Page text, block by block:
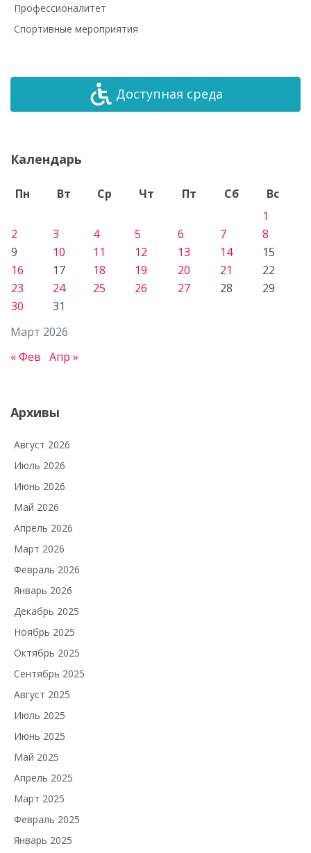
Профессионалитет
Спортивные мероприятия
Доступная среда
Календарь
Март 2026
Пн Вт Ср Чт Пт Сб
Вс
1
2
3 4 5 6 7
8
9
10 11 12 13 14
15
16
17 18 19 20 21
22
23
24 25 26 27 28
29
30
31
« Фев Апр »
Архивы
Август 2026
Июль 2026
Июнь 2026
Май 2026
Апрель 2026
Март 2026
Февраль 2026
Январь 2026
Декабрь 2025
Ноябрь 2025
Октябрь 2025
Сентябрь 2025
Август 2025
Июль 2025
Июнь 2025
Май 2025
Апрель 2025
Март 2025
Февраль 2025
Январь 2025